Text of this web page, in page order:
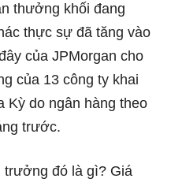
thưởng khối đang
thực sự đã tăng vào
của JPMorgan cho
của 13 công ty khai
Kỳ do ngân hàng theo
trước.
đó là gì? Giá